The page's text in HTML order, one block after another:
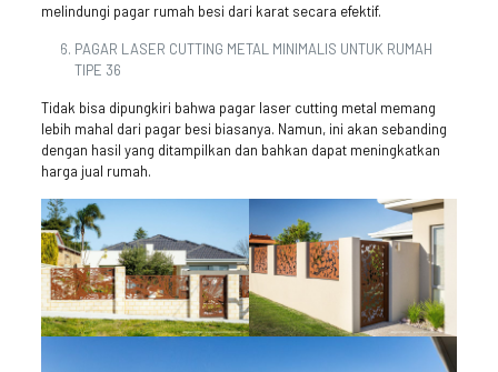
melindungi pagar rumah besi dari karat secara efektif.
PAGAR LASER CUTTING METAL MINIMALIS UNTUK RUMAH
TIPE 36
Tidak bisa dipungkiri bahwa pagar laser cutting metal memang
lebih mahal dari pagar besi biasanya. Namun, ini akan sebanding
dengan hasil yang ditampilkan dan bahkan dapat meningkatkan
harga jual rumah.